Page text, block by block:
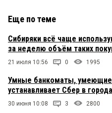
Еще по теме
Сибиряки всё чаще
за неделю объём таких
21 июля 10:56 0 1995
Умные банкоматы, умеющие
устанавливает Сбер в
30 июня 10:08 3 2800